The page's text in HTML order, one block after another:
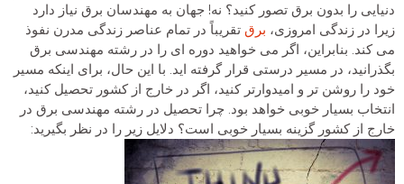
دنیایی را بدون برق تصور کنید؟ نه! جهان به مهندسان برق نیاز دارد
زیرا در زندگی امروزی، برقتقریباً در تمام عناصر زندگی مدرن نفوذ
می کند. بنابراین، اگر می خواهید دوره ای را در رشته مهندسی برق
بگذرانید، در مسیر درستی قرار گرفته اید. با این حال، برای اینکه مسیر
خود را روشن تر و امیدوارتر کنید، اگر در خارج از کشور تحصیل کنید،
انتخاب بسیار خوبی خواهد بود. چرا تحصیل در رشته مهندسی برق در
خارج از کشور گزینه بسیار خوبی است؟ دلایل زیر را در نظر بگیرید: